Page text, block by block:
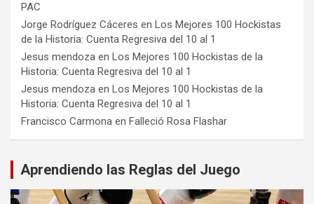
PAC
Jorge Rodríguez Cáceres en Los Mejores 100 Hockistas
de la Historia: Cuenta Regresiva del 10 al 1
Jesus mendoza en Los Mejores 100 Hockistas de la
Historia: Cuenta Regresiva del 10 al 1
Jesus mendoza en Los Mejores 100 Hockistas de la
Historia: Cuenta Regresiva del 10 al 1
Francisco Carmona en Falleció Rosa Flashar
Aprendiendo las Reglas del Juego